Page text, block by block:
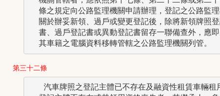
條之規定向公路監理機關申請辦理，登記之公路監
關於辦妥新領、過戶或變更登記後，除將新領牌照
書、過戶登記書或異動登記書留存一聯備查外，應
第三十二條
汽車牌照之登記主體已不存在及融資性租賃車輛租